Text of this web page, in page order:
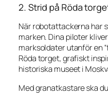
2. Strid på Röda
När robotattackerna har
marken. Dina piloter
marksoldater utanför en
Röda torget, grafiskt
historiska museet i
Med granatkastare ska